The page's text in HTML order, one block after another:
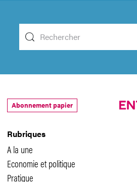
Rubriques
A la une
Economie et politique
Pratique
Abonnement papier